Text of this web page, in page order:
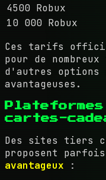
4500 Robux
10 000 Robux
Ces tarifs
pour de
d'autres options
avantageuses.
cartes-
Des sites tiers
proposent
avantageux :